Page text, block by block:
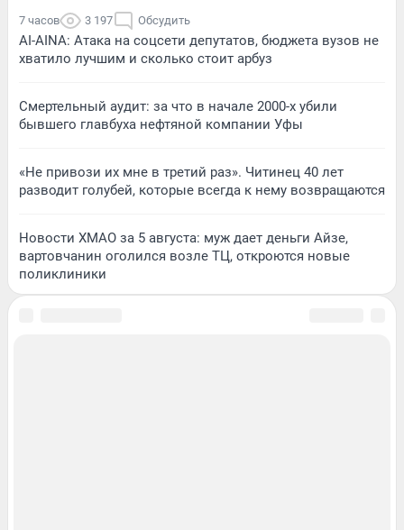
7 часов 3 197 Обсудить
AI-AINA: Атака на соцсети депутатов, бюджета вузов не
хватило лучшим и сколько стоит арбуз
Смертельный аудит: за что в начале 2000-х убили
бывшего главбуха нефтяной компании Уфы
«Не привози их мне в третий раз». Читинец 40 лет
разводит голубей, которые всегда к нему возвращаются
Новости ХМАО за 5 августа: муж дает деньги Айзе,
вартовчанин оголился возле ТЦ, откроются новые
поликлиники